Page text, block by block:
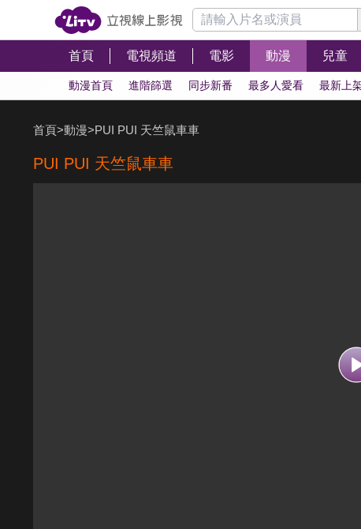
首頁 電視頻道 電影 動漫 兒童
動漫首頁 進階篩選 同步新番 最多人愛看 最新上
首頁>動漫>PUI PUI 天竺鼠車車
PUI PUI 天竺鼠車車